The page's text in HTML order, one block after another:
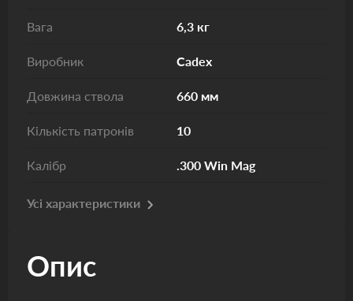
Вага 6,3 кг
Виробник Cadex
Довжина ствола 660 мм
Кількість патронів 10
Калібр .300 Win Mag
Усі характеристики
Опис